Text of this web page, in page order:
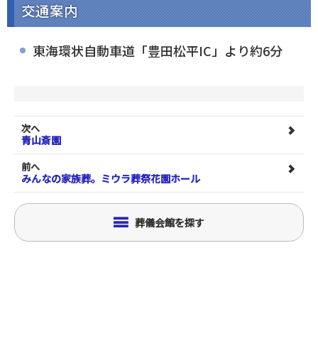
交通案内
東海環状自動車道「豊田松平IC」より約6分
次へ
青山斎園
前へ
みんなの家族葬。ミウラ葬祭花園ホール
葬儀会館を探す